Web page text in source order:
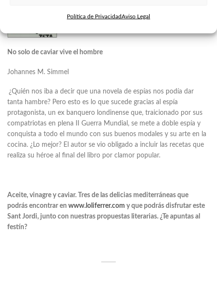
Política de Privacidad Aviso Legal
No solo de caviar vive el hombre
Johannes M. Simmel
¿Quién nos iba a decir que una novela de espías nos pod ía dar
tanta hambre? Pero esto es lo que sucede gracias al espía
protagonista, un ex banquero londinense que, traicionado por sus
compatriotas en plena II Guerra Mundial, se mete a doble espía y
conquista a todo el mundo con sus buenos modales y su arte en la
cocina. ¿Lo mejor? El autor se vio obligado a incluir las recetas que
realiza su héroe al final del libro por clamor popular.
Aceite, vinagre y caviar. Tres de las delicias mediterráneas que
podrás encontrar en www.loliferrer.com y que podrás disfrutar este
Sant Jordi, junto con nuestras propuestas literarias. ¿Te apuntas al
festín?